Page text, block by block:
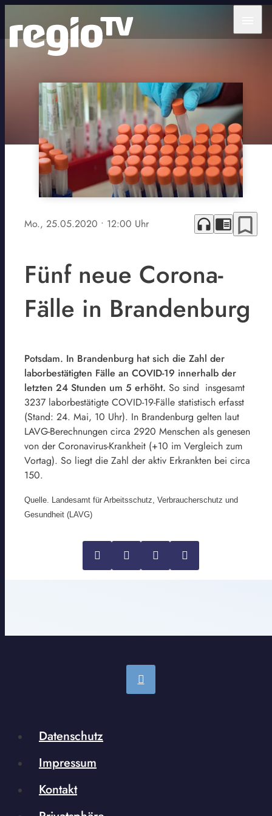
Mo., 25.05.2020 • 12:00 Uhr headphones chrome_reader_mode bookmark_border
Fünf neue Corona-
Fälle in Brandenburg
Potsdam. In Brandenburg hat sich die Zahl der
laborbestätigten Fälle an COVID-19 innerhalb der
letzten 24 Stunden um 5 erhöht. So sind insgesamt
3237 laborbestätigte COVID-19-Fälle statistisch erfasst
(Stand: 24. Mai, 10 Uhr). In Brandenburg gelten laut
LAVG-Berechnungen circa 2920 Menschen als genesen
von der Coronavirus-Krankheit (+10 im Vergleich zum
Vortag). So liegt die Zahl der aktiv Erkrankten bei circa
150.
Quelle. Landesamt für Arbeitsschutz, Verbraucherschutz und
Gesundheit (LAVG)
Datenschutz
Impressum
Kontakt